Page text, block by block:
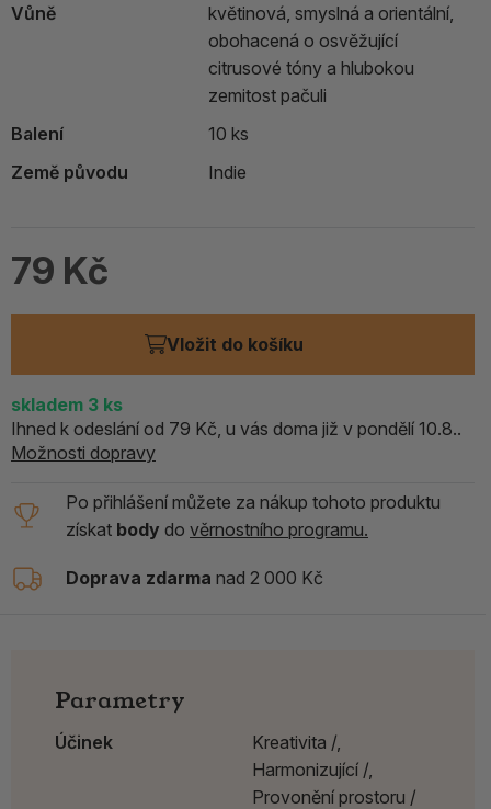
Vůně
květinová, smyslná a orientální,
obohacená o osvěžující
citrusové tóny a hlubokou
zemitost pačuli
Balení
10 ks
Země původu
Indie
79 Kč
Vložit do košíku
skladem 3 ks
Ihned k odeslání od 79 Kč, u vás doma již v pondělí 10.8..
Možnosti dopravy
Po přihlášení můžete za nákup tohoto produktu
získat body do věrnostního programu.
Doprava zdarma nad 2 000 Kč
Parametry
Účinek
Kreativita /,
Harmonizující /,
Provonění prostoru /